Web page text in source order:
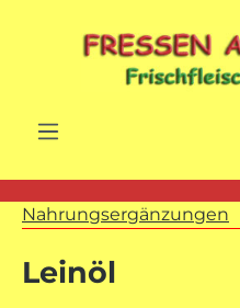
Nahrungsergänzungen
Leinöl